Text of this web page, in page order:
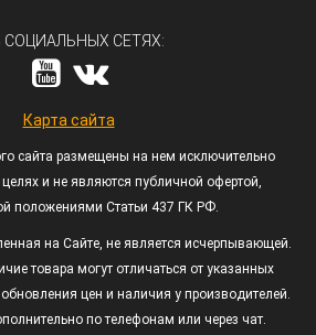
СОЦИАЛЬНЫХ СЕТЯХ:
Карта сайта
сайта размещены на нем исключительно
и не являются публичной офертой,
положениями Статьи 437 ГК РФ.
на Сайте, не является исчерпывающей.
товара могут отличаться от указанных
цен и наличия у производителей.
по телефонам или через чат.